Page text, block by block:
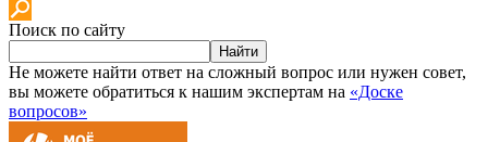
Поиск по сайту
Найти
Не можете найти ответ на сложный вопрос или нужен совет,
вы можете обратиться к нашим экспертам на «Доске
вопросов»